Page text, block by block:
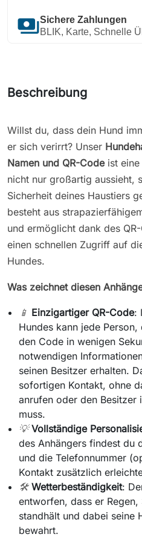
paymentsSichere Zahlungen
BLIK, Karte, Schnelle
Beschreibung
Willst du, dass dein Hund
er sich verirrt? Unser
Namen und QR-Codeist eine
nicht nur großartig aussieht,
Sicherheit deines Haustiers
besteht aus
und ermöglicht dank des
einen schnellen Zugriff auf
Hundes.
Was zeichnet diesen
📱 Einzigartiger QR-Code:
Hundes kann jede
den Code in wenigen
notwendigen
seinen Besitzer erhalten.
sofortigen Kontakt, ohne
anrufen oder den Besitzer
muss.
💡 Vollständige
des Anhängers findest du
und die Telefonnummer
Kontakt zusätzlich
🛠️ Wetterbeständigkeit:
entworfen, dass er Regen,
standhält und dabei seine
bewahrt.